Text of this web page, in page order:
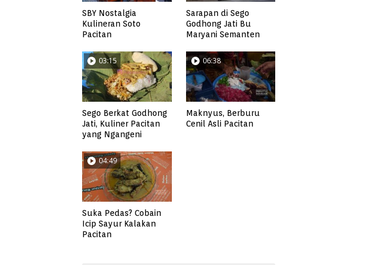
SBY Nostalgia
Kulineran Soto
Pacitan
Sarapan di Sego
Godhong Jati Bu
Maryani Semanten
03:15
Sego Berkat Godhong
Jati, Kuliner Pacitan
yang Ngangeni
06:38
Maknyus, Berburu
Cenil Asli Pacitan
04:49
Suka Pedas? Cobain
Icip Sayur Kalakan
Pacitan